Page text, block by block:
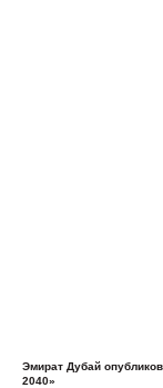
Эмират Дубай
2040»